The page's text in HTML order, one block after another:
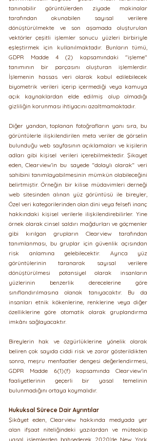
tanınabilir görüntülerden ziyade makinalar
tarafından okunabilen sayısal verilere
dönüştürülmekte ve son aşamada oluşturulan
vektörler çeşitli işlemler sonucu yüzleri birbiriyle
eşleştirmek için kullanılmaktadır. Bunların tümü,
GDPR Madde 4 (2) kapsamındaki "işleme"
tanımının bir parçasını oluşturan işlemlerdir.
İşlemenin hassas veri olarak kabul edilebilecek
biyometrik verileri içerip içermediği veya kamuya
açık kaynaklardan elde edilmiş olup olmadığı
gizliliğin korunması ihtiyacını azaltmamaktadır.
Diğer yandan, toplanan fotoğrafların yanı sıra, bu
görüntülerle ilişkilendirilen meta veriler de görselin
bulunduğu web sayfasının açıklamaları ve kişilerin
adları gibi kişisel verileri içerebilmektedir. Şikayet
eden, Clearview’in bu sayede "dolaylı olarak" veri
sahibini tanımlayabilmesinin mümkün olabileceğini
belirtmiştir. Örneğin bir kilise müdavimleri derneği
web sitesinden alınan yüz görüntüsü ile bireyler,
Özel veri kategorilerinden olan dini veya felsefi inanç
hakkındaki kişisel verilerle ilişkilendirebilirler. Yine
örnek olarak cinsel saldırı mağdurları ve göçmenler
gibi kırılgan grupların Clearview tarafından
tanımlanması, bu gruplar için güvenlik açısından
risk anlamına gelebilecektir. Ayrıca yüz
görüntülerinin taranarak sayısal verilere
dönüştürülmesi potansiyel olarak insanların
yüzlerinin benzerlik derecelerine göre
sınıflandırılmasına olanak tanıyacaktır. Bu da
insanları etnik kökenlerine, renklerine veya diğer
özelliklerine göre otomatik olarak gruplandırma
imkânı sağlayacaktır.
Bireylerin hak ve özgürlüklerine yönelik olarak
beliren çok sayıda ciddi risk ve zarar gösterildikten
sonra, meşru menfaatler dengesi değerlendirmesi,
GDPR Madde 6(1)(f) kapsamında Clearview'in
faaliyetlerinin geçerli bir yasal temelinin
bulunmadığını ortaya koymalıdır.
Hukuksal Sürece Dair Ayrıntılar
Şikâyet eden, Clearview hakkında medyada yer
alan ifşaat niteliğindeki yazılardan ve müteakip
yasal işlemlerden bahsederek 2020’de New York